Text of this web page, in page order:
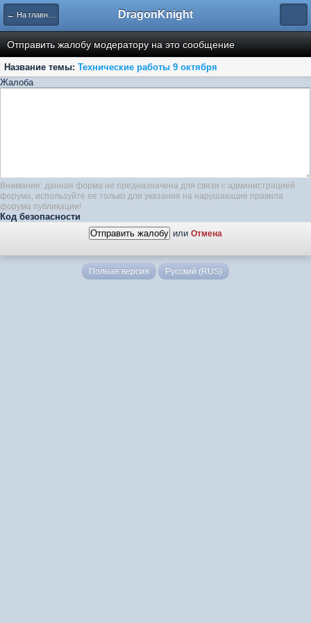
← На главную DragonKnight
Отправить жалобу модератору на это сообщение
Название темы: Технические работы 9 октября
Жалоба
Внимание: данная форма не предназначена для связи с администрацией
форума, используйте ее только для указания на нарушающие правила
форума публикации!
Код безопасности
или Отмена
Полная версия Русский (RUS)